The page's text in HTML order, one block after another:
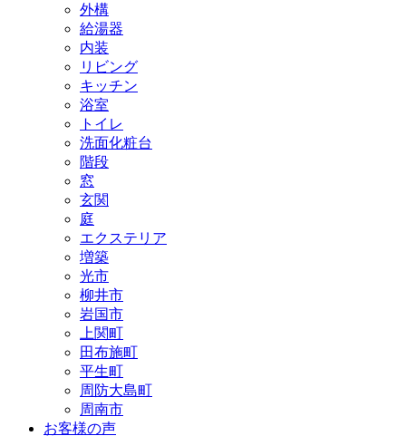
外構
給湯器
内装
リビング
キッチン
浴室
トイレ
洗面化粧台
階段
窓
玄関
庭
エクステリア
増築
光市
柳井市
岩国市
上関町
田布施町
平生町
周防大島町
周南市
お客様の声